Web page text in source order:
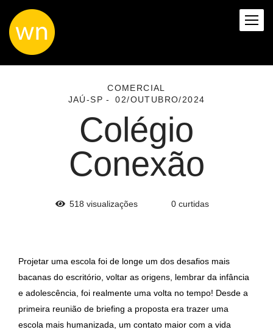
COMERCIAL
JAÚ-SP
02/OUTUBRO/2024
Colégio
Conexão
518 visualizações 0curtidas
Projetar uma escola foi de longe um dos desafios mais
bacanas do escritório, voltar as origens, lembrar da infância
e adolescência, foi realmente uma volta no tempo! Desde a
primeira reunião de briefing a proposta era trazer uma
escola mais humanizada, um contato maior com a vida